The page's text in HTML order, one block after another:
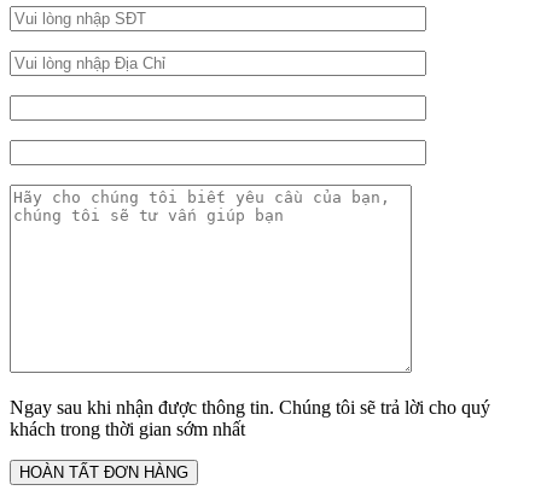
Ngay sau khi nhận được thông tin. Chúng tôi sẽ trả lời cho quý
khách trong thời gian sớm nhất